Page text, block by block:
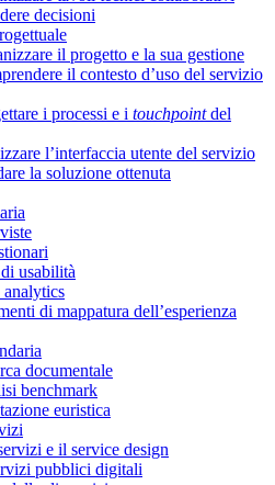
decisioni
il progetto e la sua gestione
il contesto d’uso del servizio
i processi e i touchpointdel
l’interfaccia utente del servizio
la soluzione ottenuta
usabilità
di mappatura dell’esperienza
documentale
benchmark
euristica
e il service design
pubblici digitali